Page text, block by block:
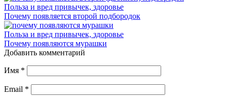
Польза и вред привычек, здоровье
Почему появляется второй подбородок
Польза и вред привычек, здоровье
Почему появляются мурашки
Добавить комментарий
Имя *
Email *